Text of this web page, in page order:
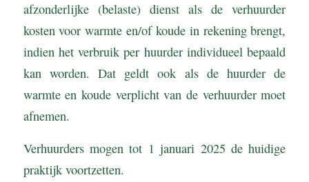
afzonderlijke (belaste) dienst als de verhuurder
kosten voor warmte en/of koude in rekening brengt,
indien het verbruik per huurder individueel bepaald
kan worden. Dat geldt ook als de huurder de
warmte en koude verplicht van de verhuurder moet
afnemen.
Verhuurders mogen tot 1 januari 2025 de huidige
praktijk voortzetten.